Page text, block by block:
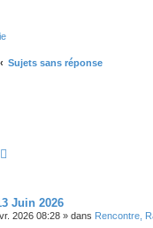
Sujets sans réponse
Juin 2026
2026 08:28 » dans Rencontre,